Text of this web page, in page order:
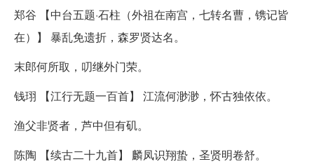
郑谷 【中台五题·石柱（外祖在南宫，七转名曹，镌记皆
在）】 暴乱免遗折，森罗贤达名。
末郎何所取，叨继外门荣。
钱珝 【江行无题一百首】 江流何渺渺，怀古独依依。
渔父非贤者，芦中但有矶。
陈陶 【续古二十九首】 麟凤识翔蛰，圣贤明卷舒。